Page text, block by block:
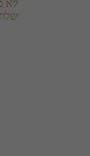
לא